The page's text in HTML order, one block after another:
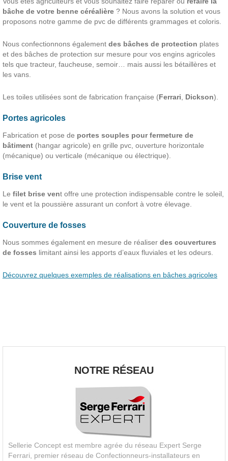
bâche de votre benne céréalière ? Nous avons la solution et vous
proposons notre gamme de pvc de différents grammages et coloris.
Nous confectionnons également des bâches de protection plates
et des bâches de protection sur mesure pour vos engins agricoles
tels que tracteur, faucheuse, semoir… mais aussi les bétaillères et
les vans.
Les toiles utilisées sont de fabrication française (Ferrari Dickson).
Portes agricoles
Fabrication et pose de portes souples pour fermeture de
bâtiment (hangar agricole) en grille pvc, ouverture horizontale
(mécanique) ou verticale (mécanique ou électrique).
Brise vent
Le filet brise vent offre une protection indispensable contre le soleil,
le vent et la poussière assurant un confort à votre élevage.
Couverture de fosses
Nous sommes également en mesure de réaliser des couvertures
de fosses limitant ainsi les apports d’eaux fluviales et les odeurs.
Découvrez quelques exemples de réalisations en bâches agricoles
NOTRE RÉSEAU
Sellerie Concept est membre agrée du réseau Expert Serge
Ferrari, premier réseau de Confectionneurs-installateurs en